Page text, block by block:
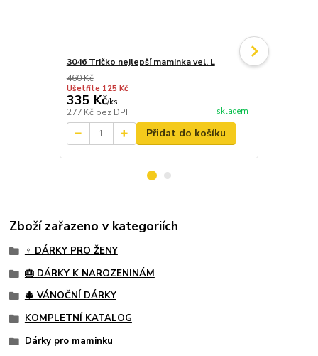
3046 Tričko nejlepší maminka vel. L
460 Kč
Ušetříte 125 Kč
335 Kč/ks
277 Kč bez DPH skladem
Přidat do košíku
3409
Zboží zařazeno v kategoriích
♀️ DÁRKY PRO ŽENY
🎂 DÁRKY K NAROZENINÁM
🎄 VÁNOČNÍ DÁRKY
KOMPLETNÍ KATALOG
Dárky pro maminku